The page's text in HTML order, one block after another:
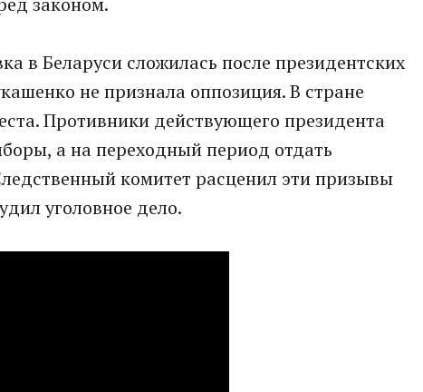
в Беларуси сложилась после президентских
не признала оппозиция. В стране
Противники действующего президента
а на переходный период отдать
комитет расценил эти призывы
уголовное дело.